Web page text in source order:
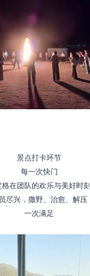
景点打卡环节
每一次快门
格在团队的欢乐与美好时刻
尽兴，撒野、治愈、解压
一次满足